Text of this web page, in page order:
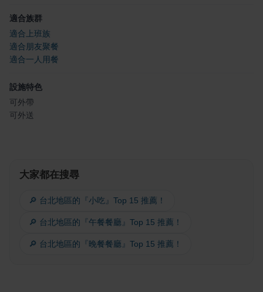
適合族群
適合上班族
適合朋友聚餐
適合一人用餐
設施特色
可外帶
可外送
大家都在搜尋
🔎 台北地區的『小吃』Top 15 推薦！
🔎 台北地區的『午餐餐廳』Top 15 推薦！
🔎 台北地區的『晚餐餐廳』Top 15 推薦！